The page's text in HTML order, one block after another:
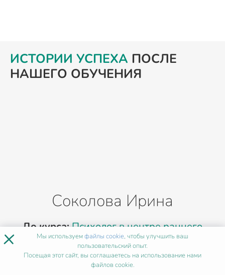
ИСТОРИИ УСПЕХА ПОСЛЕ
НАШЕГО ОБУЧЕНИЯ
Соколова Ирина
До курса:Психолог в центре раннего
развития
После курса:Специалист по запуску речи
× Мы используемфайлы cookie, чтобы улучшить ваш
пользовательский опыт.
Посещая этот сайт, вы соглашаетесь на использование нами
файлов cookie.